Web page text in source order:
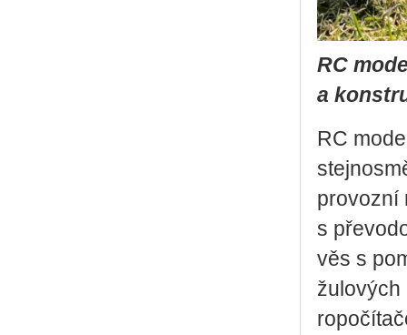
RC
a
RC
pro­voz­ní
s
věs s
žu­lo­vých